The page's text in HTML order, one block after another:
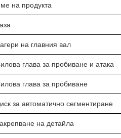
на продукта
на главния вал
глава за пробиване и атака
глава за пробиване
за автоматично сегментиране
на детайла